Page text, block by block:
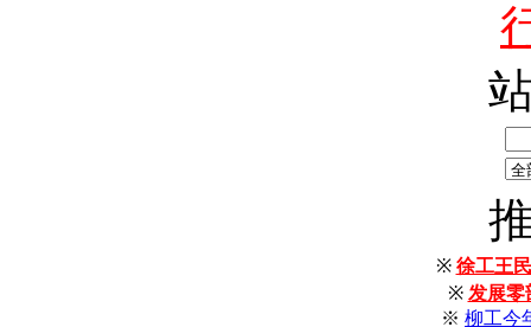
※ 徐工王
※ 发展
※ 柳工今